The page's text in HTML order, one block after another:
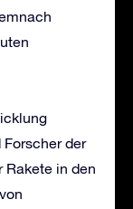
der
Rakete in den